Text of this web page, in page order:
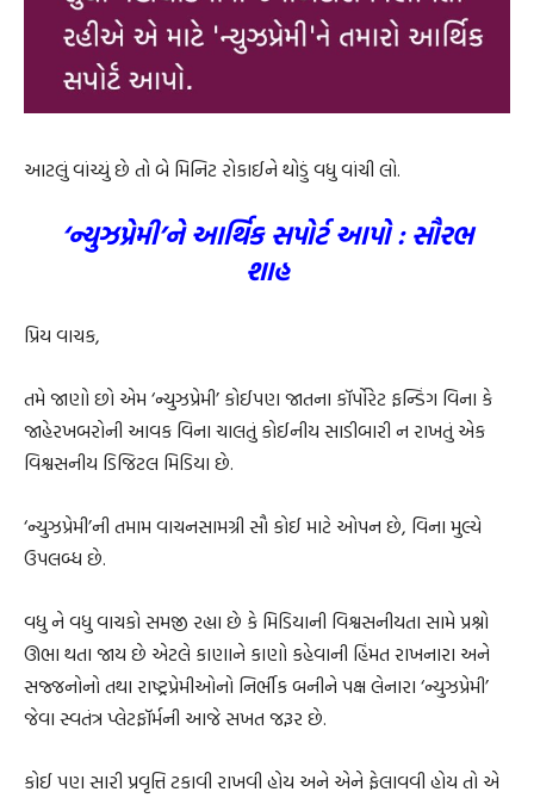
આટલું વાંચ્યું છે તો બે મિનિટ રોકાઈને થોડું વધુ વાંચી લો.
‘ન્યુઝપ્રેમી’ને આર્થિક સપોર્ટ આપો : સૌરભ
શાહ
પ્રિય વાચક,
તમે જાણો છો એમ ‘ન્યુઝપ્રેમી’ કોઈપણ જાતના કૉર્પોરેટ ફન્ડિંગ વિના કે
જાહેરખબરોની આવક વિના ચાલતું કોઈનીય સાડીબારી ન રાખતું એક
વિશ્વસનીય ડિજિટલ મિડિયા છે.
‘ન્યુઝપ્રેમી’ની તમામ વાચનસામગ્રી સૌ કોઈ માટે ઓપન છે, વિના મુલ્યે
ઉપલબ્ધ છે.
વધુ ને વધુ વાચકો સમજી રહ્યા છે કે મિડિયાની વિશ્વસનીયતા સામે પ્રશ્નો
ઊભા થતા જાય છે એટલે કાણાને કાણો કહેવાની હિંમત રાખનારા અને
સજ્જનોનો તથા રાષ્ટ્રપ્રેમીઓનો નિર્ભીક બનીને પક્ષ લેનારા ‘ન્યુઝપ્રેમી’
જેવા સ્વતંત્ર પ્લેટફૉર્મની આજે સખત જરૂર છે.
કોઈ પણ સારી પ્રવૃત્તિ ટકાવી રાખવી હોય અને એને ફેલાવવી હોય તો એ